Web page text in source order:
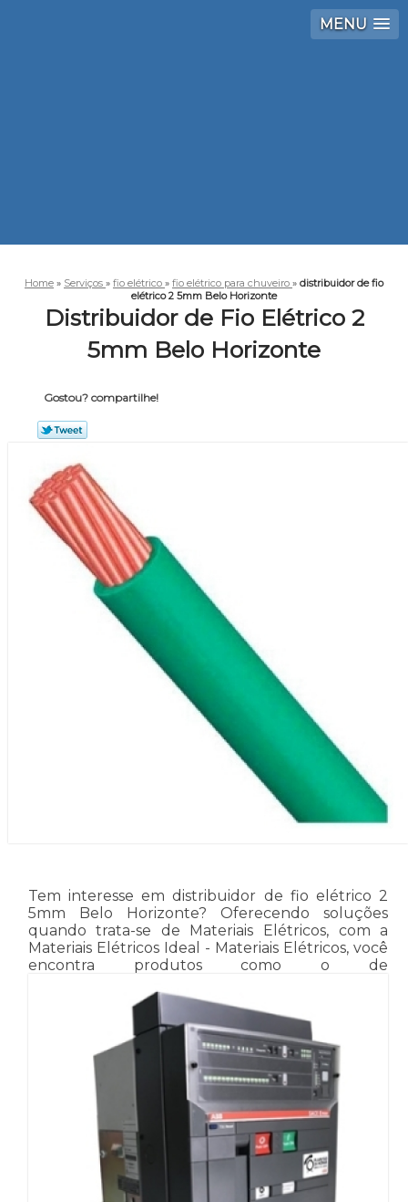
MENU
Home » Serviços » fio elétrico » fio elétrico para chuveiro » distribuidor de fio
elétrico 2 5mm Belo Horizonte
Distribuidor de Fio Elétrico 2
5mm Belo Horizonte
Gostou? compartilhe!
Tem interesse em distribuidor de fio elétrico 2
5mm Belo Horizonte? Oferecendo soluções
quando trata-se de Materiais Elétricos, com a
Materiais Elétricos Ideal - Materiais Elétricos, você
encontra produtos como o de